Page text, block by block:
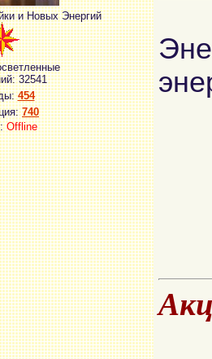
и Новых Энергий
32541
454
740
Offline